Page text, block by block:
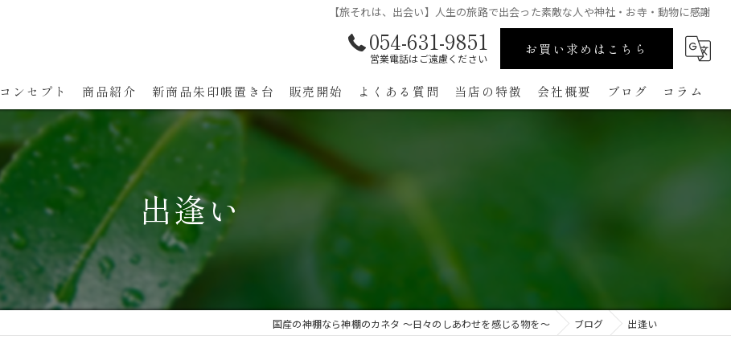
【旅それは、出会い】人生の旅路で出会った素敵な人や神社・お寺・動物に感謝
054-631-9851
営業電話はご遠慮ください
お買い求めはこちら
コンセプト
代表あいさつ
商品紹介 新商品朱印帳置き台 販売開始 よくある質問 当店の特徴 会社概要 ブログ コラム
出逢い
国産の神棚なら神棚のカネタ ～日々のしあわせを感じる物を～ ブログ 出逢い